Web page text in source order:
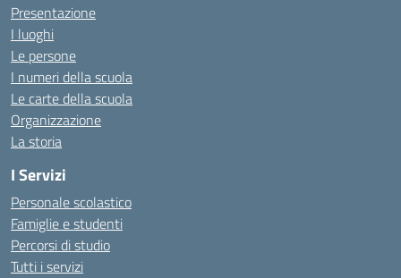
Presentazione
I luoghi
Le persone
I numeri della scuola
Le carte della scuola
Organizzazione
La storia
I Servizi
Personale scolastico
Famiglie e studenti
Percorsi di studio
Tutti i servizi